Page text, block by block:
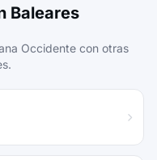
Baleares
Occidente con otras